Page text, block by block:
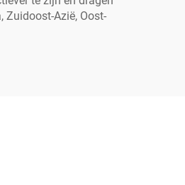
Zuidoost-Azië, Oost-